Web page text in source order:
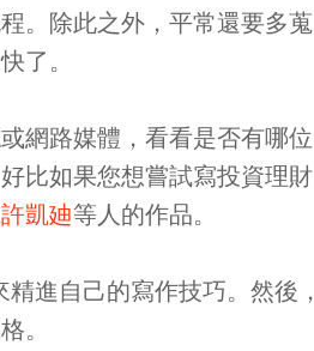
。除此之外，平常還要多蒐
了。
網路媒體，看看是否有哪位
比如果您想嘗試寫投資理財
許凱廸等人的作品。
進自己的寫作技巧。然後，
。